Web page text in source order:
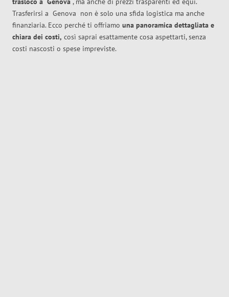
Trasferirsi a Genova non è solo una sfida logistica ma anche
finanziaria. Ecco perché ti offriamo una panoramica dettagliata e
chiara dei costi, così saprai esattamente cosa aspettarti, senza
costi nascosti o spese impreviste.